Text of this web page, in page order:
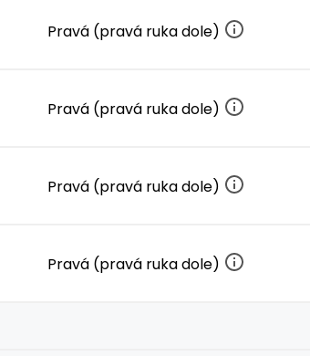
Pravá (pravá ruka dole)
Pravá (pravá ruka dole)
Pravá (pravá ruka dole)
Pravá (pravá ruka dole)